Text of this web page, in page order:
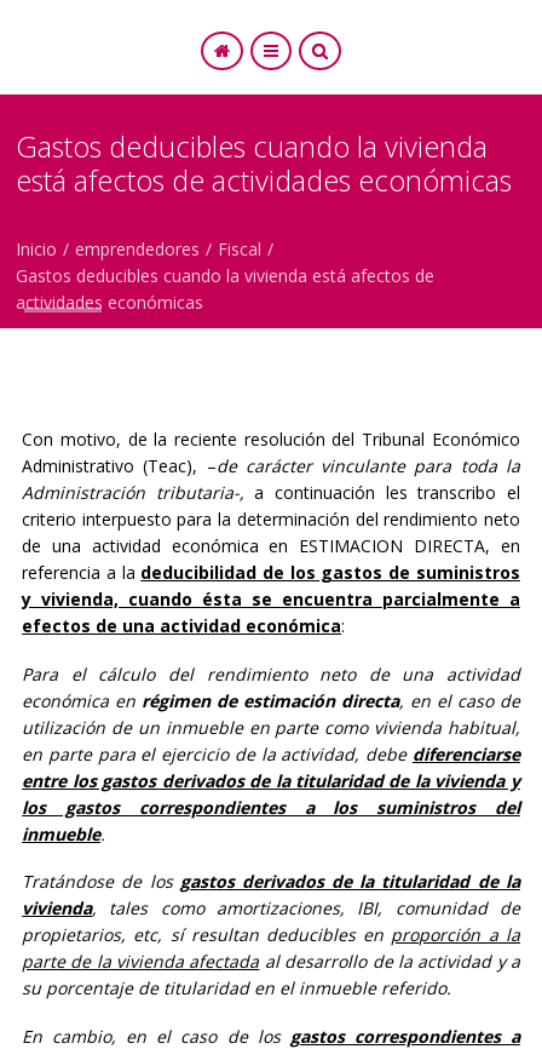
SEARCH
Gastos deducibles cuando la vivienda
está afectos de actividades económicas
Inicio / emprendedores / Fiscal /
Gastos deducibles cuando la vivienda está afectos de
actividades económicas
Con motivo, de la reciente resolución del Tribunal Económico
Administrativo (Teac), –de carácter vinculante para toda la
Administración tributaria-, a continuación les transcribo el
criterio interpuesto para la determinación del rendimiento neto
de una actividad económica en ESTIMACION DIRECTA, en
referencia a la deducibilidad de los gastos de suministros
y vivienda, cuando ésta se encuentra parcialmente a
efectos de una actividad económica:
Para el cálculo del rendimiento neto de una actividad
económica en régimen de estimación directa, en el caso de
utilización de un inmueble en parte como vivienda habitual,
en parte para el ejercicio de la actividad, debe diferenciarse
entre los gastos derivados de la titularidad de la vivienda y
los gastos correspondientes a los suministros del
inmueble.
Tratándose de los gastos derivados de la titularidad de la
vivienda, tales como amortizaciones, IBI, comunidad de
propietarios, etc, sí resultan deducibles en proporción a la
parte de la vivienda afectada al desarrollo de la actividad y a
su porcentaje de titularidad en el inmueble referido.
En cambio, en el caso de los gastos correspondientes a